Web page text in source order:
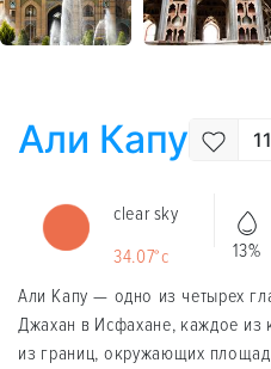
Али Капу 11
clear sky
34.07°c
13%
Али Капу — одно из четырех
Джахан в Исфахане, каждое из
из границ, окружающих